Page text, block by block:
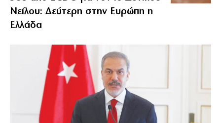
Νείλου: Δεύτερη στην Ευρώπη η
Ελλάδα